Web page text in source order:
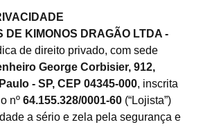
DE KIMONOS DRAGÃO LTDA -
de direito privado, com sede
George Corbisier, 912,
- SP, CEP 04345-000, inscrita
nº 64.155.328/0001-60 (“Lojista”)
a sério e zela pela segurança e